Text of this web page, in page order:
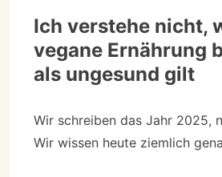
Ich verstehe nicht,
vegane Ernährung
als ungesund gilt
Wir schreiben das Jahr 2025,
Wir wissen heute ziemlich